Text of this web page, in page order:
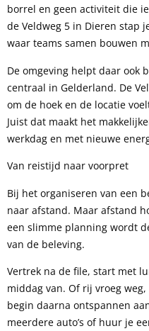
borrel en geen activiteit die
de Veldweg 5 in Dieren stap
waar teams samen bouwen
De omgeving helpt daar ook
centraal in Gelderland. De
om de hoek en de locatie
Juist dat maakt het
werkdag en met nieuwe
Van reistijd naar voorpret
Bij het organiseren van een
naar afstand. Maar afstand
een slimme planning wordt
van de beleving.
Vertrek na de file, start met
middag van. Of rij vroeg
begin daarna ontspannen
meerdere auto’s of huur je